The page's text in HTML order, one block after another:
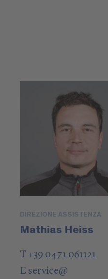
DIREZIONE ASSISTENZA
Mathias Heiss
T +39 0471 061121
E service@